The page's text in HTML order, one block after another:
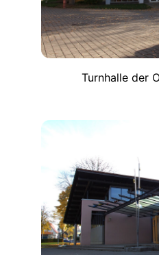
Turnhalle der